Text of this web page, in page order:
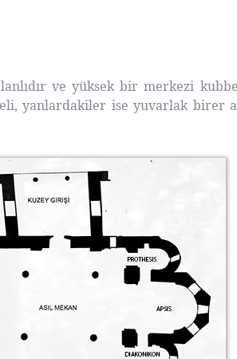
ve yüksek bir merkezi
yanlardakiler ise yuvarlak birer